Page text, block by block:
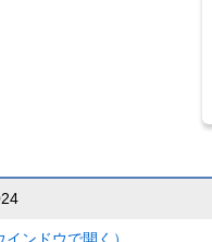
ンドウで開く）